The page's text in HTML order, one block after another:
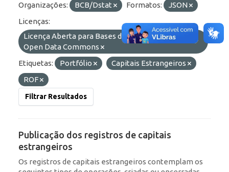
Organizações: BCB/Dstat Formatos:
JSON
Licenças:
Licença Aberta para Bases de Dados (ODbL) do
Open Data Commons
Etiquetas:
Portfólio
Capitais Estrangeiros
ROF
Filtrar Resultados
Publicação dos registros de capitais
estrangeiros
Os registros de capitais estrangeiros contemplam os